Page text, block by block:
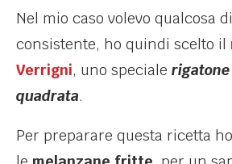
Nel mio caso volevo qualcosa
consistente, ho quindi scelto il
Verrigni, uno speciale
quadrata.
Per preparare questa ricetta